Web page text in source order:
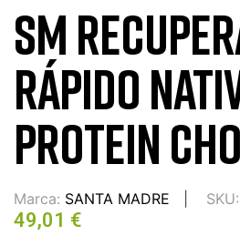
SM
RÁPIDO
PROTEIN CHO
Marca: SANTA MADRE SKU:
49,01 €